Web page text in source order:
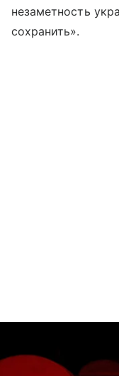
незаметность
сохранить».